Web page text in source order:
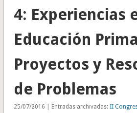
4: Experiencias
Educación
Proyectos y
de Problemas
25/07/2016 | Entradas archivadas: II